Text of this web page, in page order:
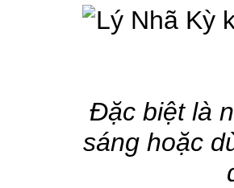
Đặc biệt là
sáng hoặc